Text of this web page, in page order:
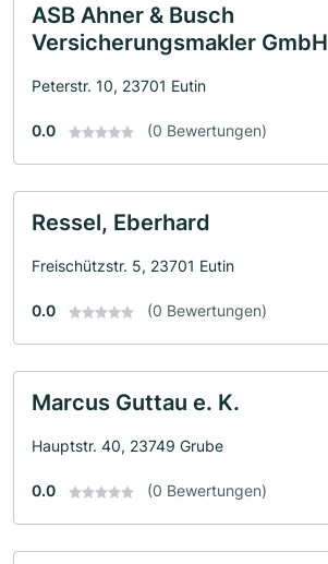
ASB Ahner & Busch
Versicherungsmakler GmbH
Peterstr. 10, 23701 Eutin
0.0 (0 Bewertungen)
Ressel, Eberhard
Freischützstr. 5, 23701 Eutin
0.0 (0 Bewertungen)
Marcus Guttau e. K.
Hauptstr. 40, 23749 Grube
0.0 (0 Bewertungen)